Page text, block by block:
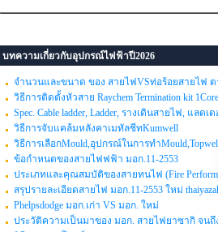
บทความเกี่ยวกับอุปกรณ์ไฟฟ้าปี2026
จำนวนและขนาด ของ สายไฟVSท่อร้อยสายไฟ
วิธีการติดตั้งหัวสาย Raychem Termination kit 1Core
Spec. Cable ladder, Ladder, รางเดินสายไฟ, แลดเ
วิธีการจับแคล้มหลังคาเมทัลชีทKumwell
วิธีการเลือกMould,อุปกรณ์ในการทำ
ข้อกำหนดของสายไฟฟฟ้า มอก.11-2553
ประเภทและคุณสมบัติของสายทนไฟ (Fire
สรุปรายละเอียดสายไฟ มอก.11-2553 ใหม่
Phelpsdodge มอก.เก่า VS มอก. ใหม่
ประวัติความเป็นมาของ มอก. สายไฟยาซากิ จน